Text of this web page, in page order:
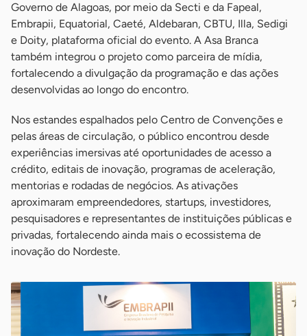
Governo de Alagoas, por meio da Secti e da Fapeal,
Embrapii, Equatorial, Caeté, Aldebaran, CBTU, Illa, Sedigi
e Doity, plataforma oficial do evento. A Asa Branca
também integrou o projeto como parceira de mídia,
fortalecendo a divulgação da programação e das ações
desenvolvidas ao longo do encontro.
Nos estandes espalhados pelo Centro de Convenções e
pelas áreas de circulação, o público encontrou desde
experiências imersivas até oportunidades de acesso a
crédito, editais de inovação, programas de aceleração,
mentorias e rodadas de negócios. As ativações
aproximaram empreendedores, startups, investidores,
pesquisadores e representantes de instituições públicas e
privadas, fortalecendo ainda mais o ecossistema de
inovação do Nordeste.